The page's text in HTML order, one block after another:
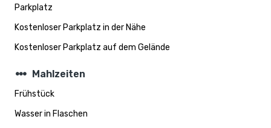
Parkplatz
Kostenloser Parkplatz in der Nähe
Kostenloser Parkplatz auf dem Gelände
steppers Mahlzeiten
Frühstück
Wasser in Flaschen